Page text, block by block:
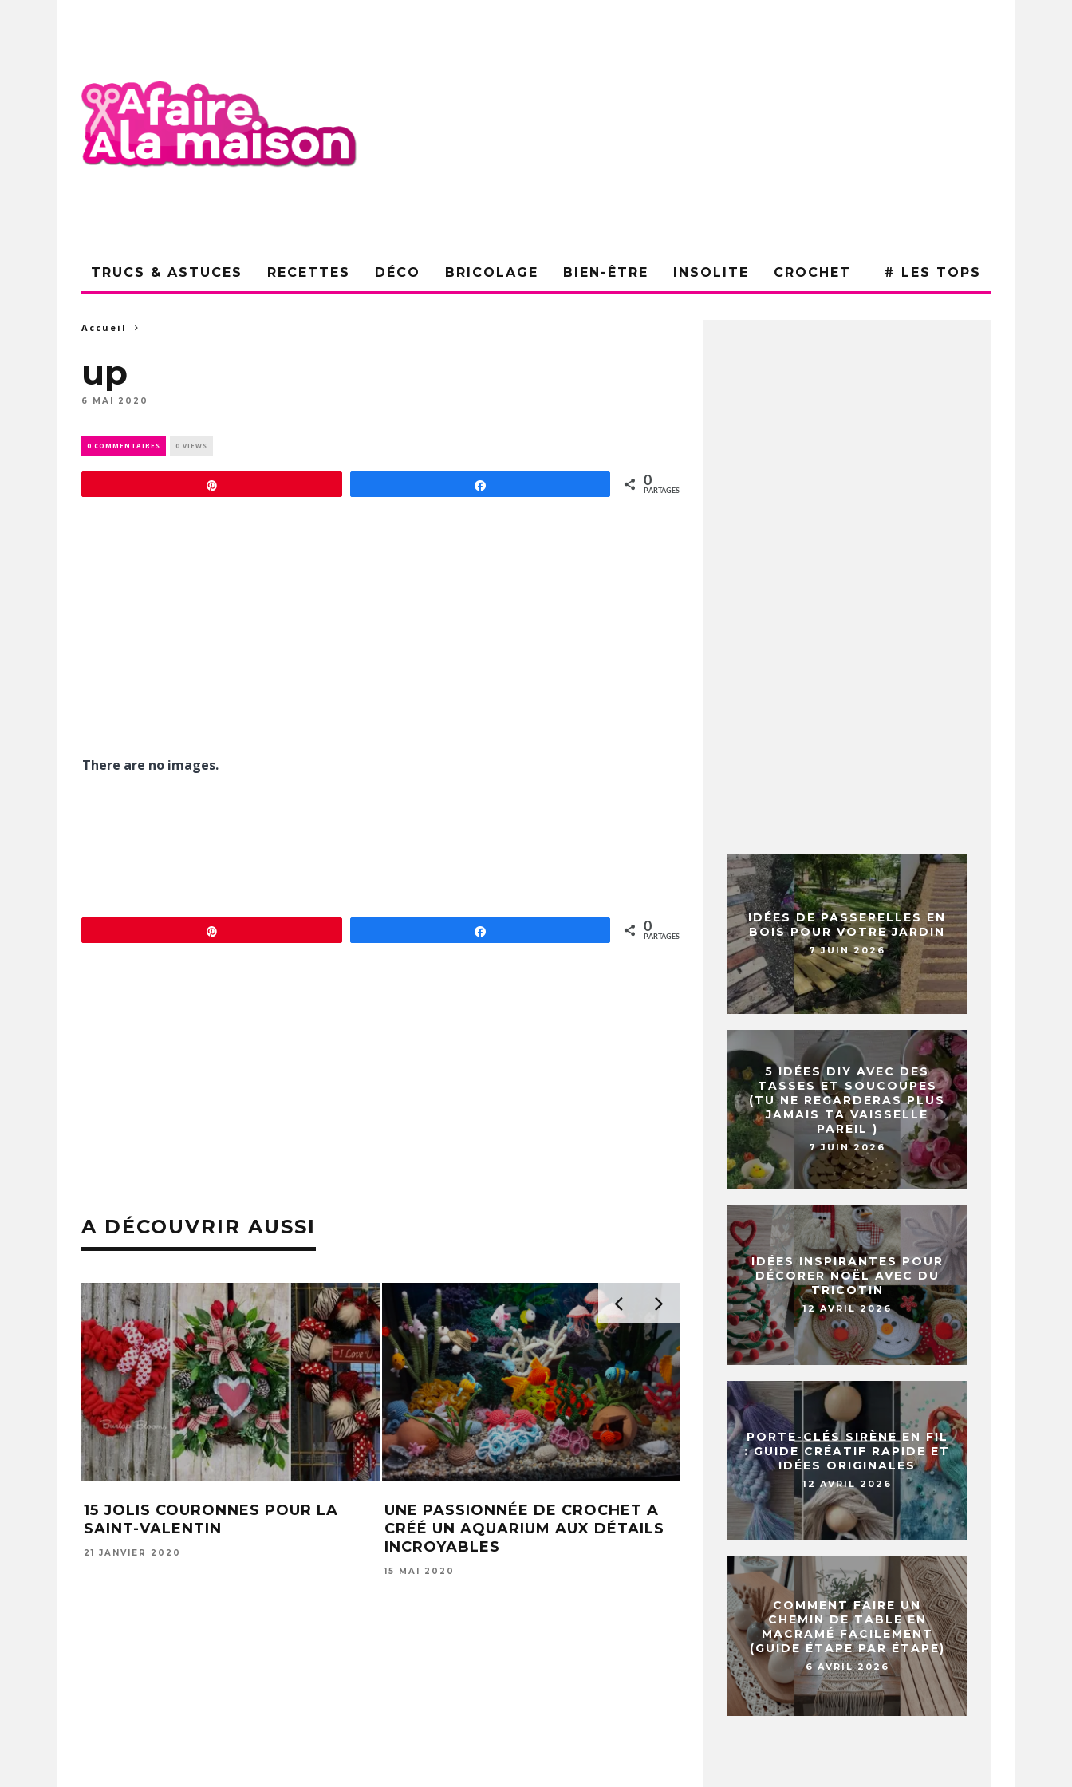
TRUCS & ASTUCES RECETTES DÉCO BRICOLAGE BIEN-ÊTRE INSOLITE CROCHET # LES TOPS
Accueil
up
6 MAI 2020
0 COMMENTAIRES 0 VIEWS
0
PARTAGES
There are no images.
0
PARTAGES
A DÉCOUVRIR AUSSI
15 JOLIS COURONNES POUR LA
SAINT-VALENTIN
21 JANVIER 2020
UNE PASSIONNÉE DE CROCHET A
CRÉÉ UN AQUARIUM AUX DÉTAILS
INCROYABLES
15 MAI 2020
20 SUPERBES IDÉES POUR
RECYCLER VOS VIEUX JEANS EN UN
3 NOVEMBRE 2019
IDÉES DE PASSERELLES EN
BOIS POUR VOTRE JARDIN
7 JUIN 2026
5 IDÉES DIY AVEC DES
TASSES ET SOUCOUPES
(TU NE REGARDERAS PLUS
JAMAIS TA VAISSELLE
PAREIL )
7 JUIN 2026
IDÉES INSPIRANTES POUR
DÉCORER NOËL AVEC DU
TRICOTIN
12 AVRIL 2026
PORTE-CLÉS SIRÈNE EN FIL
: GUIDE CRÉATIF RAPIDE ET
IDÉES ORIGINALES
12 AVRIL 2026
COMMENT FAIRE UN
CHEMIN DE TABLE EN
MACRAMÉ FACILEMENT
(GUIDE ÉTAPE PAR ÉTAPE)
6 AVRIL 2026